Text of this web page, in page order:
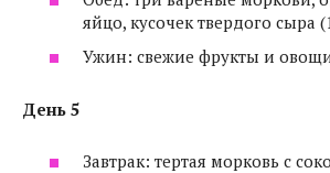
яйцо, кусочек твердого сыра
Ужин: свежие фрукты и
День 5
Завтрак: тертая морковь с